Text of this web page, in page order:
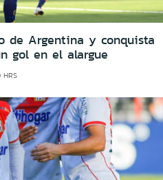
de Argentina y conquista
gol en el alargue